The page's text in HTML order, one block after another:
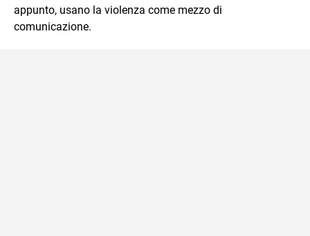
appunto, usano la violenza come mezzo di
comunicazione.